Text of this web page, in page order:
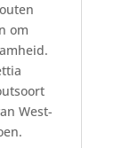
om
West-